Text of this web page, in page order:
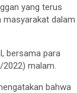
yang terus
masyarakat dalam
bersama para
malam.
bahwa